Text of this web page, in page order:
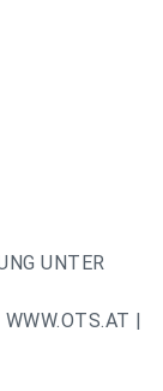
UNTER
|